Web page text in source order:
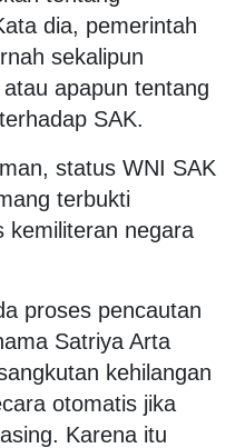
dia, pemerintah
sekalipun
apapun tentang
SAK.
status WNI SAK
terbukti
kemiliteran negara
proses pencautan
Satriya Arta
kehilangan
otomatis jika
Karena itu